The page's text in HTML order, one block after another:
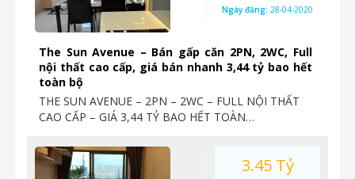
The Sun Avenue – Bán gấp căn 2PN, 2WC, Full
nội thất cao cấp, giá bán nhanh 3,44 tỷ bao hết
toàn bộ
THE SUN AVENUE – 2PN – 2WC – FULL NỘI THẤT
CAO CẤP – GIÁ 3,44 TỶ BAO HẾT TOÀN…
Ngày đăng: 28-04-2020
3.45 Tỷ